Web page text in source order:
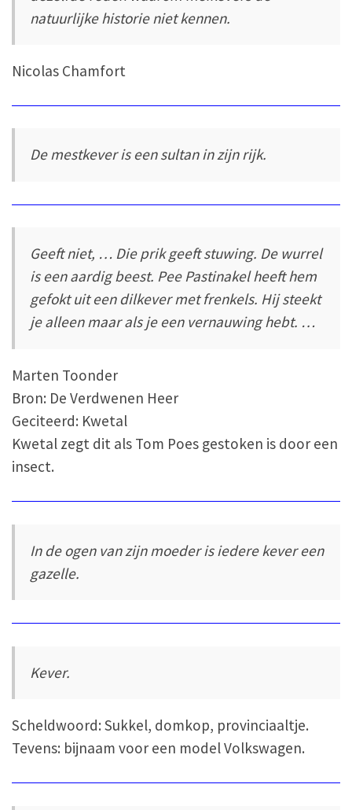
natuurlijke historie niet kennen.
Nicolas Chamfort
De mestkever is een sultan in zijn rijk.
Geeft niet, … Die prik geeft stuwing. De wurrel
is een aardig beest. Pee Pastinakel heeft hem
gefokt uit een dilkever met frenkels. Hij steekt
je alleen maar als je een vernauwing hebt. …
Marten Toonder
Bron: De Verdwenen Heer
Geciteerd: Kwetal
Kwetal zegt dit als Tom Poes gestoken is door een
insect.
In de ogen van zijn moeder is iedere kever een
gazelle.
Kever.
Scheldwoord: Sukkel, domkop, provinciaaltje.
Tevens: bijnaam voor een model Volkswagen.